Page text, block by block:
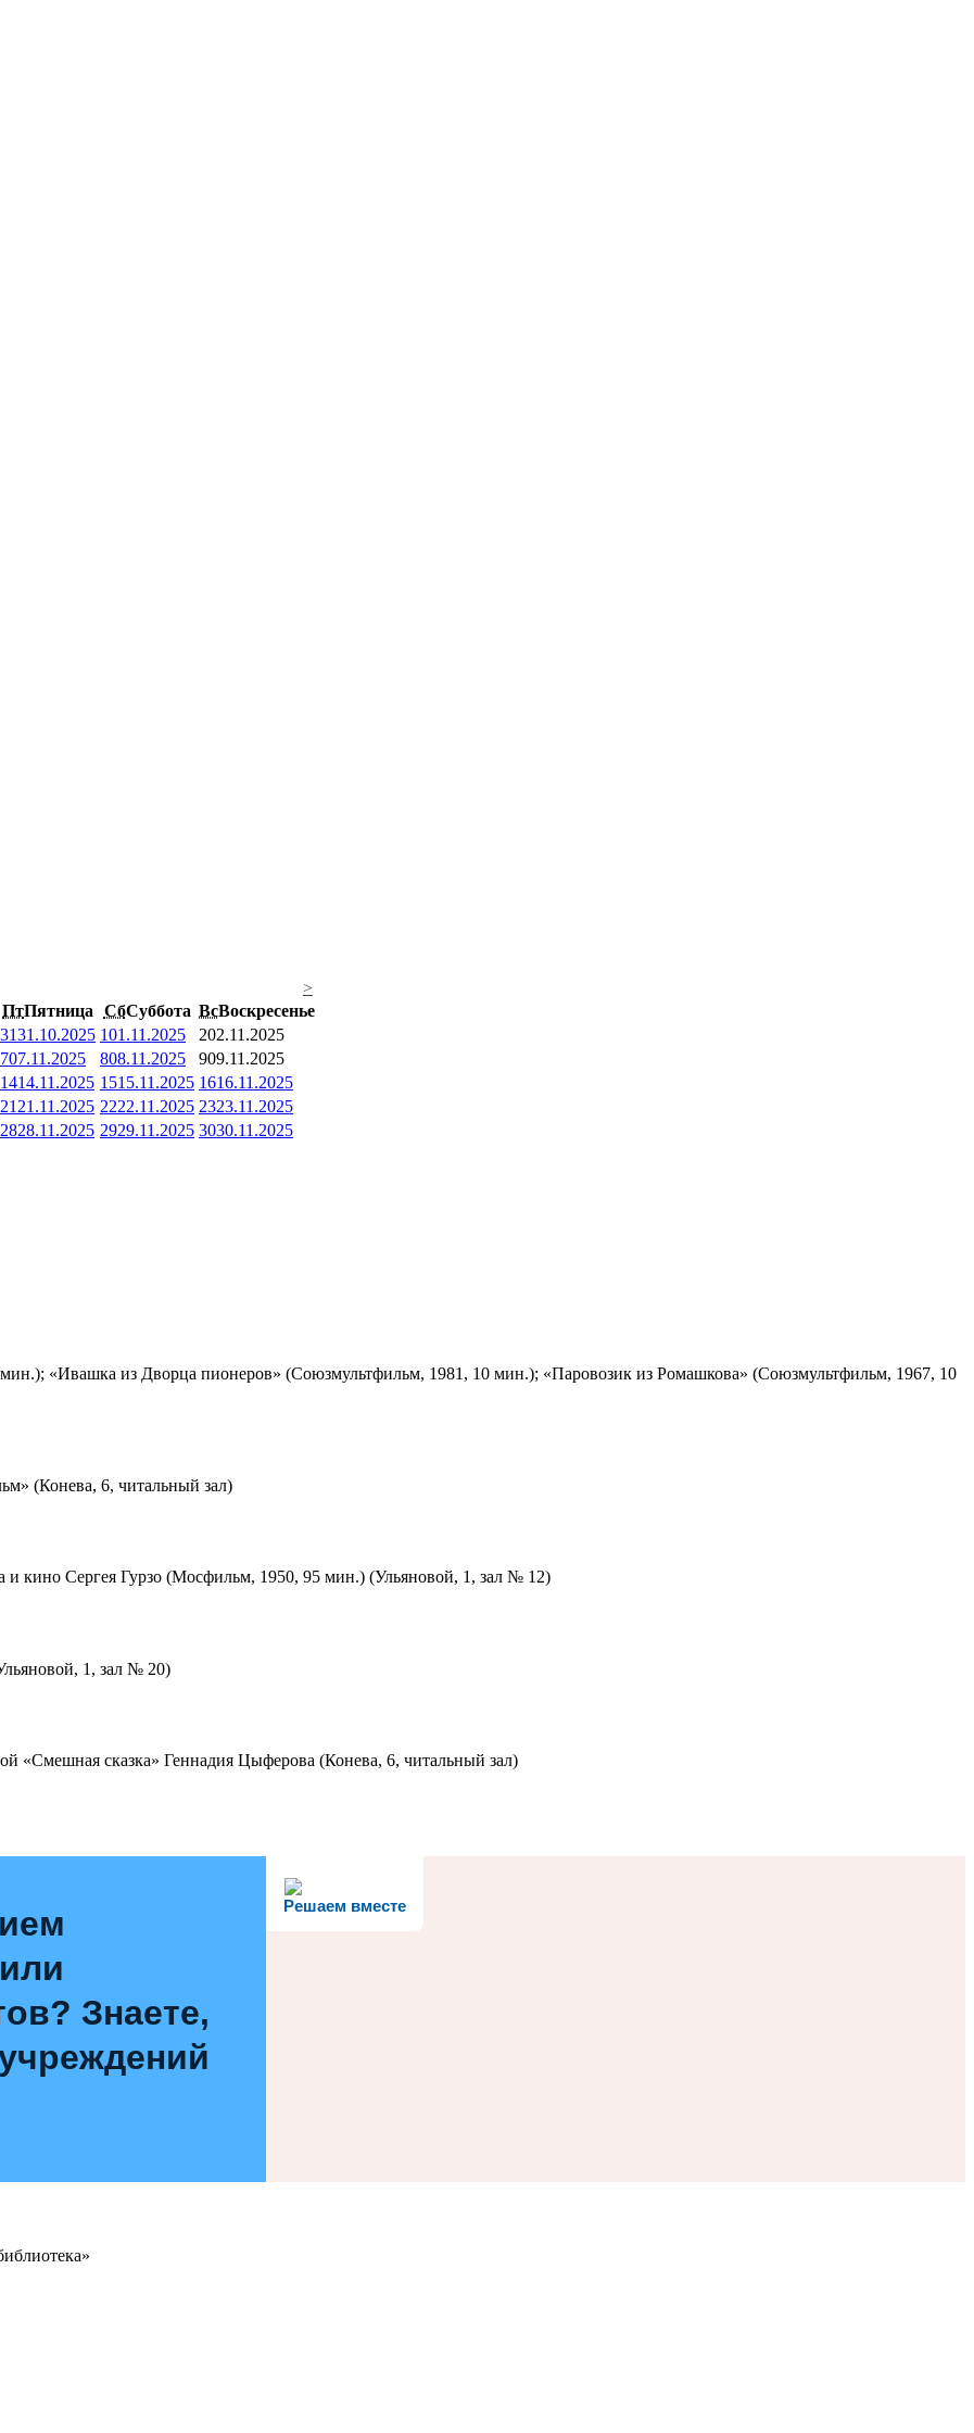
>
ПтПятница СбСуббота ВсВоскресенье
3131.10.2025 101.11.2025 202.11.2025
707.11.2025 808.11.2025 909.11.2025
1414.11.2025 1515.11.2025 1616.11.2025
21 21.11.2025 2222.11.2025 2323.11.2025
2828.11.2025 2929.11.2025 3030.11.2025
«Ивашка из Дворца пионеров» (Союзмультфильм, 1981, 10 мин.); «Паровозик из Ромашкова» (Союзмультфильм, 1967, 10
(Конева, 6, читальный зал)
и кино Сергея Гурзо (Мосфильм, 1950, 95 мин.) (Ульяновой, 1, зал № 12)
1, зал № 20)
«Смешная сказка» Геннадия Цыферова (Конева, 6, читальный зал)
Решаем вместе
Знаете,